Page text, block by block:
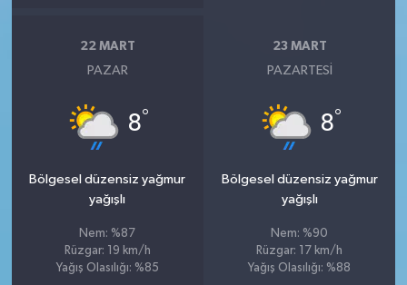
22 MART
PAZAR
8°
Bölgesel düzensiz yağmur
yağışlı
Nem: %87
Rüzgar: 19 km/h
Yağış Olasılığı: %85
23 MART
PAZARTESI
8°
Bölgesel düzensiz yağmur
yağışlı
Nem: %90
Rüzgar: 17 km/h
Yağış Olasılığı: %88